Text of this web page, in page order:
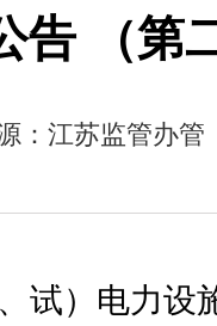
告 （第
：江苏监管办管
试）电力设